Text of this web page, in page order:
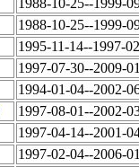
1988-10-25--1999-
1988-10-25--1999-
1995-11-14--1997-
1997-07-30--2009-
1994-01-04--2002-
1997-08-01--2002-
1997-04-14--2001-
1997-02-04--2006-